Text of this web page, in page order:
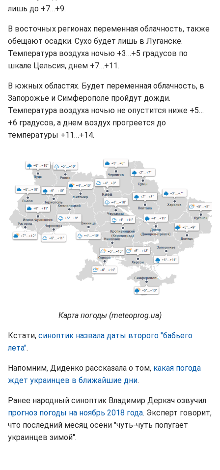
лишь до +7…+9.
В восточных регионах переменная облачность, также
обещают осадки. Сухо будет лишь в Луганске.
Температура воздуха ночью +3…+5 градусов по
шкале Цельсия, днем +7…+11.
В южных областях. Будет переменная облачность, в
Запорожье и Симферополе пройдут дожди.
Температура воздуха ночью не опустится ниже +5…
+6 градусов, а днем воздух прогреется до
температуры +11…+14.
Карта погоды (meteoprog.ua)
Кстати, синоптик назвала даты второго "бабьего
лета".
Напомним, Диденко рассказала о том, какая погода
ждет украинцев в ближайшие дни.
Ранее народный синоптик Владимир Деркач озвучил
прогноз погоды на ноябрь 2018 года. Эксперт говорит,
что последний месяц осени "чуть-чуть попугает
украинцев зимой".